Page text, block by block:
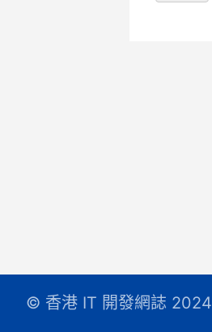
© 香港 IT 開發網誌 2024